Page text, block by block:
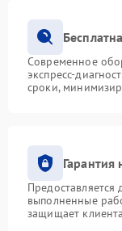
Современное
экспресс-
сроки,
Гарантия
выполненные
защищает